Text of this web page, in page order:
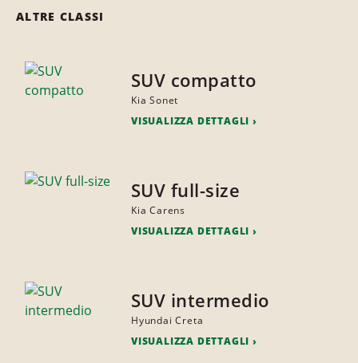
ALTRE CLASSI
SUV compatto
Kia Sonet
VISUALIZZA DETTAGLI
SUV full-size
Kia Carens
VISUALIZZA DETTAGLI
SUV intermedio
Hyundai Creta
VISUALIZZA DETTAGLI